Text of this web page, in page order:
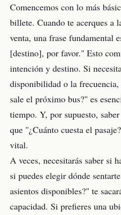
Comencemos con lo más
billete. Cuando te acerques a
venta, una frase fundamental
[destino], por favor." Esto
intención y destino. Si
disponibilidad o la
sale el próximo bus?" es
tiempo. Y, por supuesto,
que "¿Cuánto cuesta el
vital.
A veces, necesitarás saber si
si puedes elegir dónde
asientos disponibles?" te
capacidad. Si prefieres una